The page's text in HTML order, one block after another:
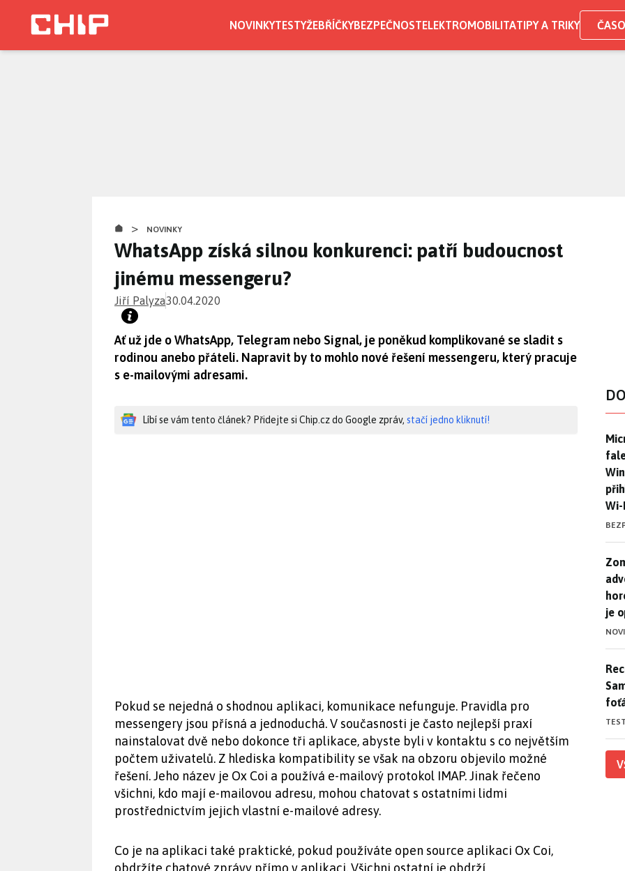
NOVINKYTESTYŽEBŘÍČKYBEZPEČNOSTELEKTROMOBILITATIPY A TRIKY
> NOVINKY
WhatsApp získá silnou konkurenci: patří budoucnost
jinému messengeru?
Jiří Palyza30.04.2020
Ať už jde o WhatsApp, Telegram nebo Signal, je poněkud komplikované se sladit s
rodinou anebo přáteli. Napravit by to mohlo nové řešení messengeru, který pracuje
s e-mailovými adresami.
Líbí se vám tento článek? Přidejte si Chip.cz do Google zpráv, stačí jedno kliknutí!
Pokud se nejedná o shodnou aplikaci, komunikace nefunguje. Pravidla pro
messengery jsou přísná a jednoduchá. V současnosti je často nejlepší praxí
nainstalovat dvě nebo dokonce tři aplikace, abyste byli v kontaktu s co největším
počtem uživatelů. Z hlediska kompatibility se však na obzoru objevilo možné
řešení. Jeho název je Ox Coi a používá e-mailový protokol IMAP. Jinak řečeno
všichni, kdo mají e-mailovou adresu, mohou chatovat s ostatními lidmi
prostřednictvím jejich vlastní e-mailové adresy.
Co je na aplikaci také praktické, pokud používáte open source aplikaci Ox Coi,
obdržíte chatové zprávy přímo v aplikaci. Všichni ostatní je obdrží
Wi-
je